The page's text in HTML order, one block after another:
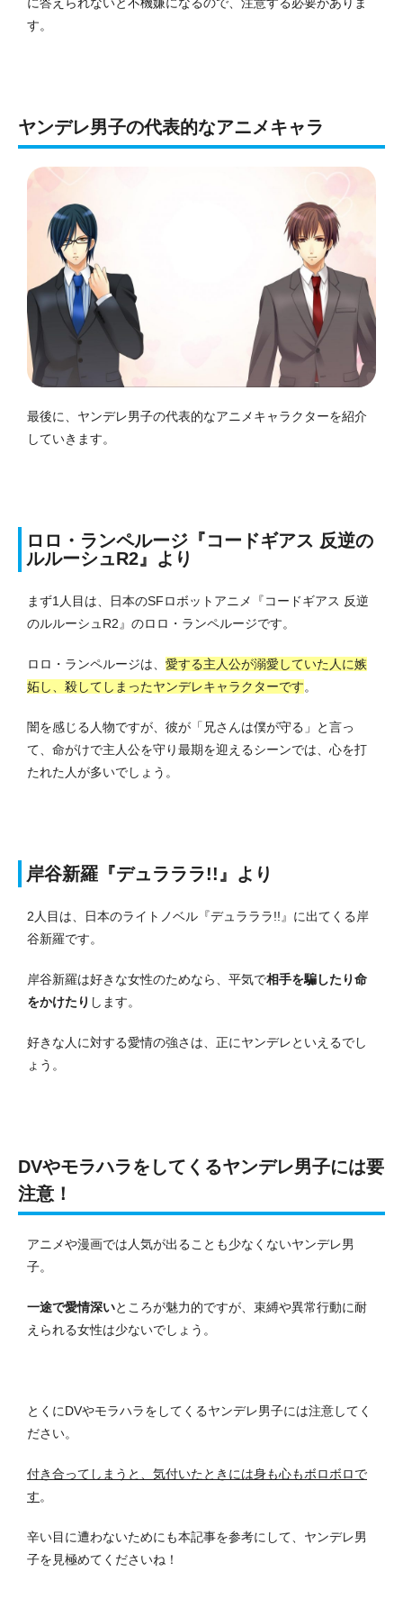
す。
ヤンデレ男子の代表的なアニメキャラ
最後に、ヤンデレ男子の代表的なアニメキャラクターを紹介
していきます。
ロロ・ランペルージ『コードギアス 反逆の
ルルーシュR2』より
まず1人目は、日本のSFロボットアニメ『コードギアス 反逆
のルルーシュR2』のロロ・ランペルージです。
ロロ・ランペルージは、 愛する主人公が溺愛していた人に嫉
妬し、殺してしまったヤンデレキャラクターです。
闇を感じる人物ですが、彼が「兄さんは僕が守る」と言っ
て、命がけで主人公を守り最期を迎えるシーンでは、心を打
たれた人が多いでしょう。
岸谷新羅『デュラララ!!』より
2人目は、日本のライトノベル『デュラララ!!』に出てくる岸
谷新羅です。
岸谷新羅は好きな女性のためなら、平気で相手を騙したり命
をかけたり します。
好きな人に対する愛情の強さは、正にヤンデレといえるでし
ょう。
DVやモラハラをしてくるヤンデレ男子には要
注意！
アニメや漫画では人気が出ることも少なくないヤンデレ男
子。
一途で愛情深いところが魅力的ですが、束縛や異常行動に耐
えられる女性は少ないでしょう。
とくにDVやモラハラをしてくるヤンデレ男子には注意してく
ださい。
付き合ってしまうと、気付いたときには身も心もボロボロで
す。
辛い目に遭わないためにも本記事を参考にして、ヤンデレ男
子を見極めてくださいね！